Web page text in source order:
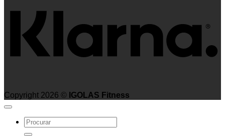
Copyright 2026 © IGOLAS Fitness
Search
for: